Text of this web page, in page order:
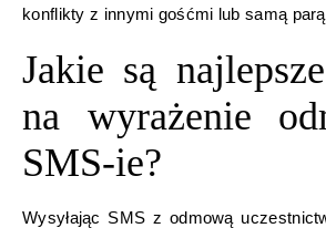
konflikty z innymi gośćmi lub samą parą
Jakie są
na wyrażenie
SMS-ie?
Wysyłając SMS z odmową